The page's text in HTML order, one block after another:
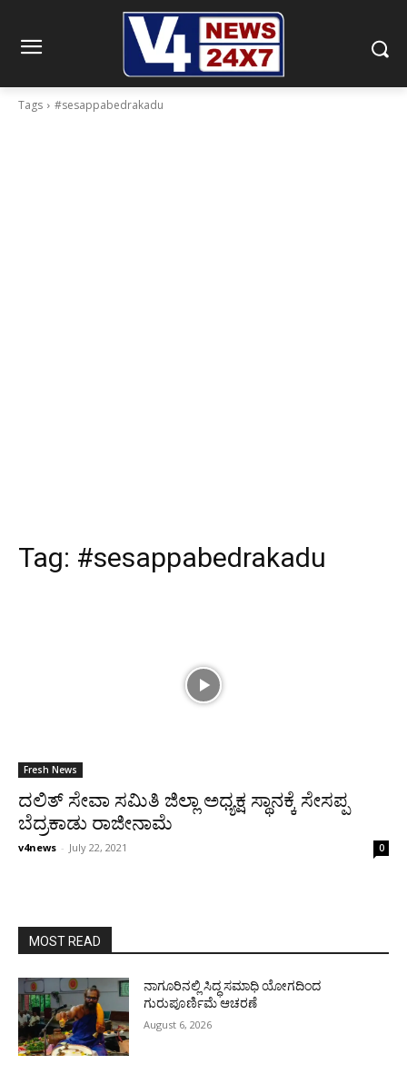
Tags #sesappabedrakadu
Tag: #sesappabedrakadu
Fresh News
ದಲಿತ್ ಸೇವಾ ಸಮಿತಿ ಜಿಲ್ಲಾ ಅಧ್ಯಕ್ಷ ಸ್ಥಾನಕ್ಕೆ ಸೇಸಪ್ಪ
ಬೆದ್ರಕಾಡು ರಾಜೀನಾಮೆ
v4news - July 22, 2021 0
MOST READ
ನಾಗೂರಿನಲ್ಲಿ ಸಿದ್ಧ ಸಮಾಧಿ ಯೋಗದಿಂದ
ಗುರುಪೂರ್ಣಿಮೆ ಆಚರಣೆ
August 6, 2026